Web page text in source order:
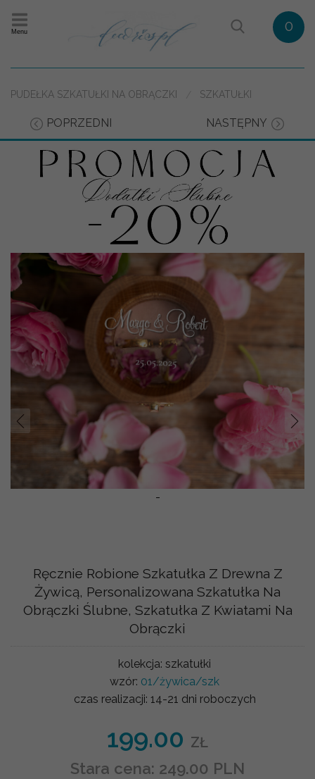
Menu 0
PUDEŁKA SZKATUŁKI NA OBRĄCZKI SZKATUŁKI
POPRZEDNI NASTĘPNY
-
Prev
Ręcznie Robione Szkatułka Z Drewna Z
Żywicą, Personalizowana Szkatułka Na
Obrączki Ślubne, Szkatułka Z Kwiatami Na
Obrączki
kolekcja: szkatułki
wzór: 01/żywica/szk
czas realizacji: 14-21 dni roboczych
199.00 ZŁ
Stara cena: 249.00 PLN